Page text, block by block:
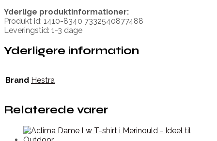
Yderlige produktinformationer:
Produkt id: 1410-8340 7332540877488
Leveringstid: 1-3 dage
Yderligere information
Brand Hestra
Relaterede varer